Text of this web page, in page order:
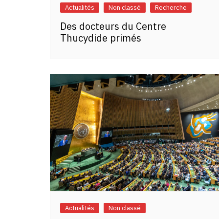
Actualités Non classé Recherche
Des docteurs du Centre
Thucydide primés
Actualités Non classé